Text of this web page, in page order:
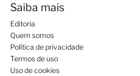
Saiba mais
Editoria
Quem somos
Política de privacidade
Termos de uso
Uso de cookies